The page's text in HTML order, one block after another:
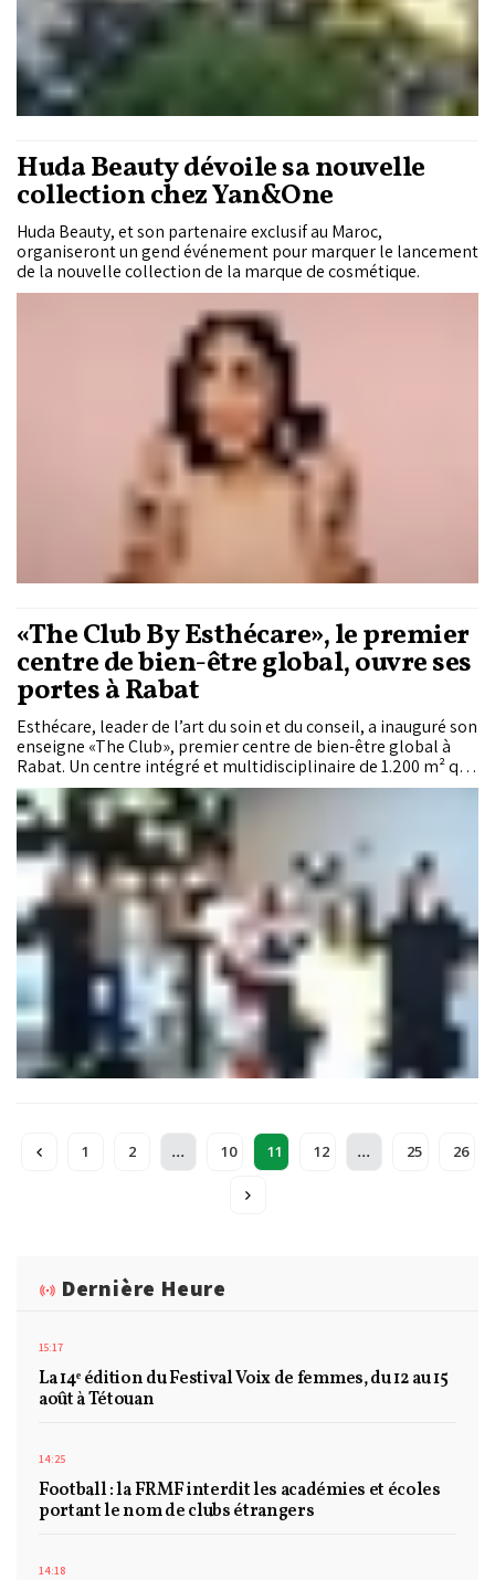
Huda Beauty dévoile sa nouvelle
collection chez Yan&One
Huda Beauty, et son partenaire exclusif au Maroc,
organiseront un gend événement pour marquer le lancement
de la nouvelle collection de la marque de cosmétique.
«The Club By Esthécare», le premier
centre de bien-être global, ouvre ses
portes à Rabat
Esthécare, leader de l’art du soin et du conseil, a inauguré son
enseigne «The Club», premier centre de bien-être global à
Rabat. Un centre intégré et multidisciplinaire de 1.200 m² qui
réunit les univers du sport et de la beauté.
1 2 ... 10 11 12 ... 25 26
Dernière Heure
15:17
La 14ᵉ édition du Festival Voix de femmes, du 12 au 15
août à Tétouan
14:25
Football : la FRMF interdit les académies et écoles
portant le nom de clubs étrangers
14:18